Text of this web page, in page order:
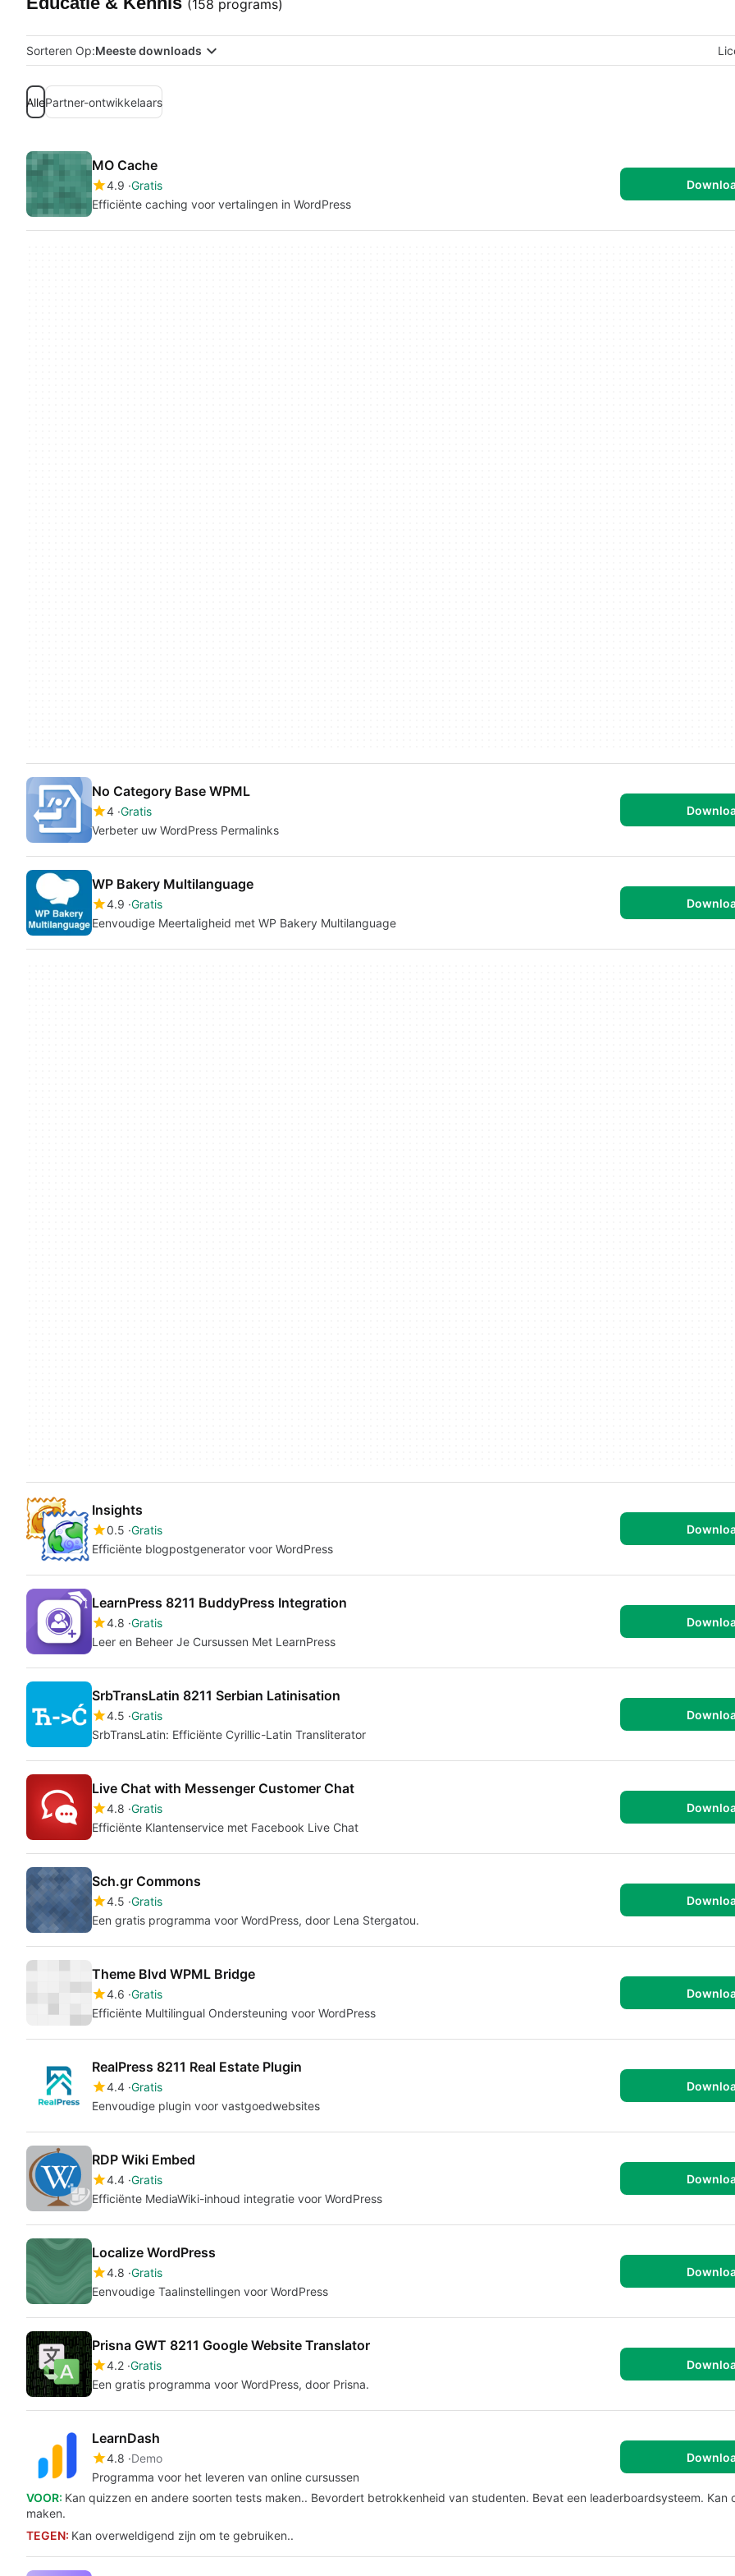
(158 programs)
Sorteren Op:Meeste downloads
AllePartner-ontwikkelaars
MO Cache
4.9 Gratis
Efficiënte caching voor vertalingen in WordPress
No Category Base WPML
4 Gratis
Verbeter uw WordPress Permalinks
WP Bakery Multilanguage
4.9 Gratis
Eenvoudige Meertaligheid met WP Bakery Multilanguage
Insights
0.5 Gratis
Efficiënte blogpostgenerator voor WordPress
LearnPress 8211 BuddyPress Integration
4.8 Gratis
Leer en Beheer Je Cursussen Met LearnPress
SrbTransLatin 8211 Serbian Latinisation
4.5 Gratis
SrbTransLatin: Efficiënte Cyrillic-Latin Transliterator
Live Chat with Messenger Customer Chat
4.8 Gratis
Efficiënte Klantenservice met Facebook Live Chat
Sch.gr Commons
4.5 Gratis
Een gratis programma voor WordPress, door Lena Stergatou.
Theme Blvd WPML Bridge
4.6 Gratis
Efficiënte Multilingual Ondersteuning voor WordPress
RealPress 8211 Real Estate Plugin
4.4 Gratis
Eenvoudige plugin voor vastgoedwebsites
RDP Wiki Embed
4.4 Gratis
Efficiënte MediaWiki-inhoud integratie voor WordPress
Localize WordPress
4.8 Gratis
Eenvoudige Taalinstellingen voor WordPress
Prisna GWT 8211 Google Website Translator
4.2 Gratis
Een gratis programma voor WordPress, door Prisna.
LearnDash
4.8 Demo
Programma voor het leveren van online cursussen
VOOR: Kan quizzen en andere soorten tests maken.. Bevordert betrokkenheid van studenten. Bevat een leaderboardsysteem. Kan
maken.
TEGEN: Kan overweldigend zijn om te gebruiken..